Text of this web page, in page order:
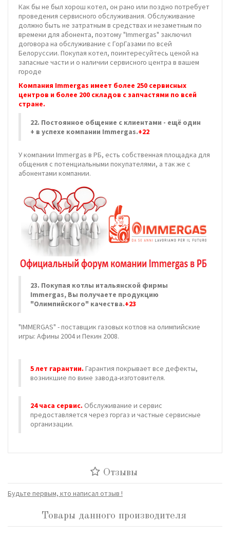
Как бы не был хорош котел, он рано или поздно потребует
проведения сервисного обслуживания. Обслуживание
должно быть не затратным в средствах и незаметным по
времени для абонента, поэтому "Immergas" заключил
договора на обслуживание с ГорГазами по всей
Белоруссии. Покупая котел, поинтересуйтесь ценой на
запасные части и о наличии сервисного центра в вашем
городе
Компания Immergas имеет более 250 сервисных
центров и более 200 складов с запчастями по всей
стране.
22. Постоянное общение с клиентами - ещё один
+ в успехе компании Immergas.+22
У компании Immergas в РБ, есть собственная площадка для
общения с потенциальными покупателями, а так же с
абонентами компании.
23. Покупая котлы итальянской фирмы
Immergas, Вы получаете продукцию
"Олимпийского" качества.+23
"IMMERGAS" - поставщик газовых котлов на олимпийские
игры: Афины 2004 и Пекин 2008.
5 лет гарантии. Гарантия покрывает все дефекты,
возникшие по вине завода-изготовителя.
24 часа сервис. Обслуживание и сервис
предоставляется через горгаз и частные сервисные
организации.
Отзывы
Будьте первым, кто написал отзыв !
Товары данного производителя